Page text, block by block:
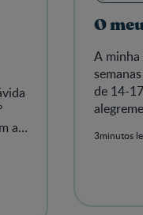
as
O
A
de 14-
3minutos